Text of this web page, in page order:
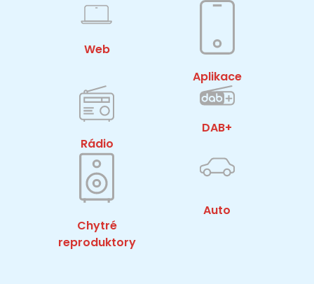
Web
Aplikace
Rádio
DAB+
Chytré
reproduktory
Auto